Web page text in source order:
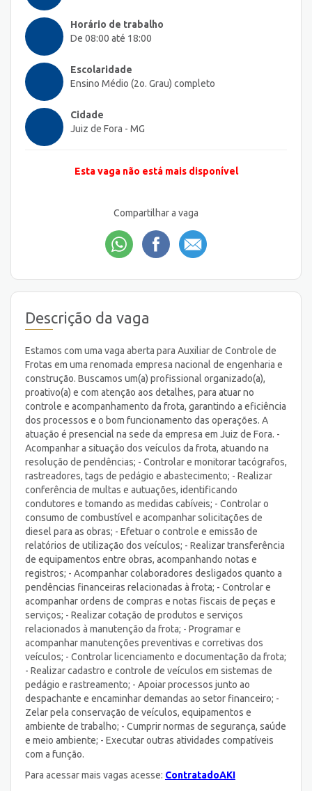
Horário de trabalho
De 08:00 até 18:00
Escolaridade
Ensino Médio (2o. Grau) completo
Cidade
Juiz de Fora - MG
Esta vaga não está mais disponível
Compartilhar a vaga
Descrição da vaga
Estamos com uma vaga aberta para Auxiliar de Controle de
Frotas em uma renomada empresa nacional de engenharia e
construção. Buscamos um(a) profissional organizado(a),
proativo(a) e com atenção aos detalhes, para atuar no
controle e acompanhamento da frota, garantindo a eficiência
dos processos e o bom funcionamento das operações. A
atuação é presencial na sede da empresa em Juiz de Fora. -
Acompanhar a situação dos veículos da frota, atuando na
resolução de pendências; - Controlar e monitorar tacógrafos,
rastreadores, tags de pedágio e abastecimento; - Realizar
conferência de multas e autuações, identificando
condutores e tomando as medidas cabíveis; - Controlar o
consumo de combustível e acompanhar solicitações de
diesel para as obras; - Efetuar o controle e emissão de
relatórios de utilização dos veículos; - Realizar transferência
de equipamentos entre obras, acompanhando notas e
registros; - Acompanhar colaboradores desligados quanto a
pendências financeiras relacionadas à frota; - Controlar e
acompanhar ordens de compras e notas fiscais de peças e
serviços; - Realizar cotação de produtos e serviços
relacionados à manutenção da frota; - Programar e
acompanhar manutenções preventivas e corretivas dos
veículos; - Controlar licenciamento e documentação da frota;
- Realizar cadastro e controle de veículos em sistemas de
pedágio e rastreamento; - Apoiar processos junto ao
despachante e encaminhar demandas ao setor financeiro; -
Zelar pela conservação de veículos, equipamentos e
ambiente de trabalho; - Cumprir normas de segurança, saúde
e meio ambiente; - Executar outras atividades compatíveis
com a função.
Para acessar mais vagas acesse: ContratadoAKI